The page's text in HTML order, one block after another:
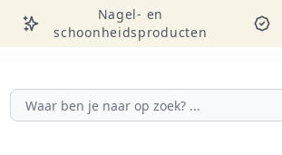
Nagel- en
schoonheidsproducten
Zoeken